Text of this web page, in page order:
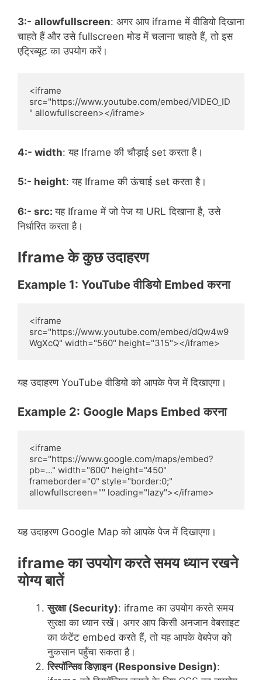
3:- allowfullscreen: अगर आप iframe में वीडियो दिखाना
चाहते हैं और उसे fullscreen मोड में चलाना चाहते हैं, तो इस
एट्रिब्यूट का उपयोग करें।
<iframe
src="https://www.youtube.com/embed/VIDEO_ID
" allowfullscreen></iframe>
4:- width: यह Iframe की चौड़ाई set करता है।
5:- height: यह Iframe की ऊंचाई set करता है।
6:- src:यह Iframe में जो पेज या URL दिखाना है, उसे
निर्धारित करता है।
Iframe के कुछ उदाहरण
Example 1: YouTube वीडियो Embed करना
<iframe
src="https://www.youtube.com/embed/dQw4w9
WgXcQ" width="560" height="315"></iframe>
यह उदाहरण YouTube वीडियो को आपके पेज में दिखाएगा।
Example 2: Google Maps Embed करना
<iframe
src="https://www.google.com/maps/embed?
pb=..." width="600" height="450"
frameborder="0" style="border:0;"
allowfullscreen="" loading="lazy"></iframe>
यह उदाहरण Google Map को आपके पेज में दिखाएगा।
iframe का उपयोग करते समय ध्यान रखने
योग्य बातें
सुरक्षा (Security): iframe का उपयोग करते समय
सुरक्षा का ध्यान रखें। अगर आप किसी अनजान वेबसाइट
का कंटेंट embed करते हैं, तो यह आपके वेबपेज को
नुकसान पहुँचा सकता है।
रिस्पॉन्सिव डिज़ाइन (Responsive Design):